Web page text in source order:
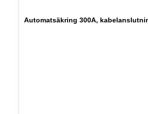
Automatsäkring 300A,